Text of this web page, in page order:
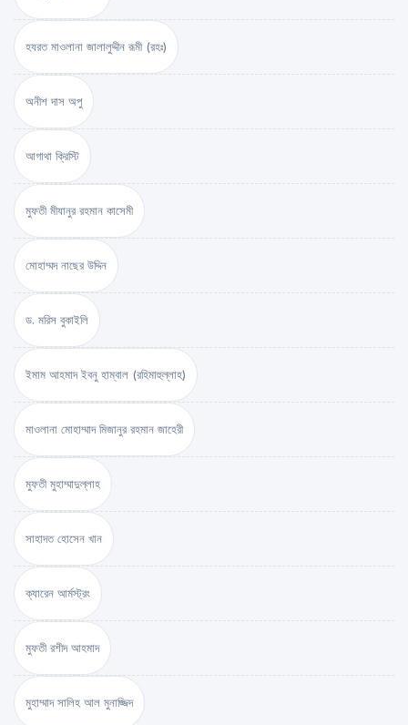
হযরত মাওলানা জালালুদ্দীন রূমী (রহঃ)
অনীশ দাস অপু
আগাথা ক্রিস্টি
মুফতী মীযানুর রহমান কাসেমী
মোহাম্মদ নাছের উদ্দিন
ড. মরিস বুকাইলি
ইমাম আহমাদ ইবনু হাম্বাল (রহিমাহুল্লাহ)
মাওলানা মোহাম্মাদ মিজানুর রহমান জাহেরী
মুফতী মুহাম্মাদুল্লাহ
সাহাদত হোসেন খান
ক্যারেন আর্মস্ট্রং
মুফতী রশীদ আহমাদ
মুহাম্মাদ সালিহ আল মুনাজ্জিদ